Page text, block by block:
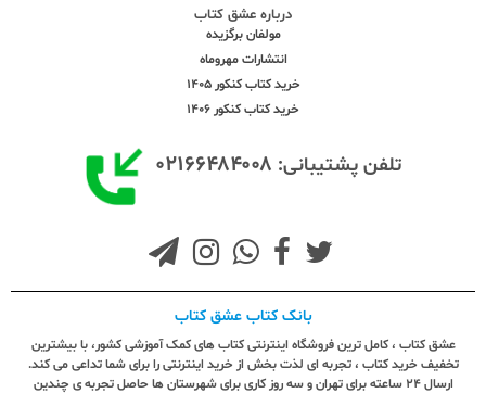
درباره عشق کتاب
مولفان برگزیده
انتشارات مهروماه
خرید کتاب کنکور 1405
خرید کتاب کنکور 1406
تلفن پشتیبانی: ۰۲۱۶۶۴۸۴۰۰۸
بانک کتاب عشق کتاب
عشق کتاب ، کامل ترین فروشگاه اینترنتی کتاب های کمک آموزشی کشور، با بیشترین
تخفیف خرید کتاب ، تجربه ای لذت بخش از خرید اینترنتی را برای شما تداعی می کند.
ارسال ٢٤ ساعته برای تهران و سه روز کاری برای شهرستان ها حاصل تجربه ی چندین